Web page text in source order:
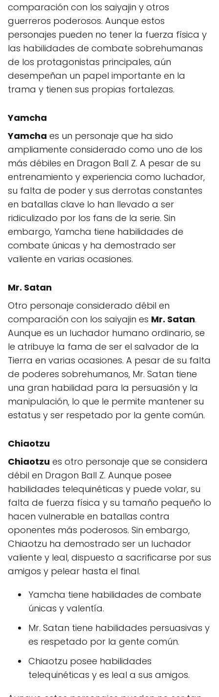
comparación con los saiyajin y otros
guerreros poderosos. Aunque estos
personajes pueden no tener la fuerza física y
las habilidades de combate sobrehumanas
de los protagonistas principales, aún
desempeñan un papel importante en la
trama y tienen sus propias fortalezas.
Yamcha
Yamcha es un personaje que ha sido
ampliamente considerado como uno de los
más débiles en Dragon Ball Z. A pesar de su
entrenamiento y experiencia como luchador,
su falta de poder y sus derrotas constantes
en batallas clave lo han llevado a ser
ridiculizado por los fans de la serie. Sin
embargo, Yamcha tiene habilidades de
combate únicas y ha demostrado ser
valiente en varias ocasiones.
Mr. Satan
Otro personaje considerado débil en
comparación con los saiyajin es Mr. Satan.
Aunque es un luchador humano ordinario, se
le atribuye la fama de ser el salvador de la
Tierra en varias ocasiones. A pesar de su falta
de poderes sobrehumanos, Mr. Satan tiene
una gran habilidad para la persuasión y la
manipulación, lo que le permite mantener su
estatus y ser respetado por la gente común.
Chiaotzu
Chiaotzu es otro personaje que se considera
débil en Dragon Ball Z. Aunque posee
habilidades telequinéticas y puede volar, su
falta de fuerza física y su tamaño pequeño lo
hacen vulnerable en batallas contra
oponentes más poderosos. Sin embargo,
Chiaotzu ha demostrado ser un luchador
valiente y leal, dispuesto a sacrificarse por sus
amigos y pelear hasta el final.
Yamcha tiene habilidades de combate
únicas y valentía.
Mr. Satan tiene habilidades persuasivas y
es respetado por la gente común.
Chiaotzu posee habilidades
telequinéticas y es leal a sus amigos.